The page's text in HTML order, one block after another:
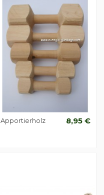
Apportierholz 8,95 €